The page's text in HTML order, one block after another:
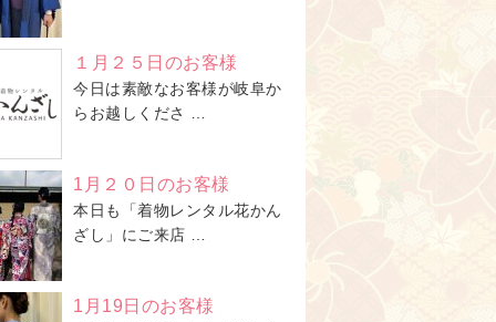
１月２５日のお客様
今日は素敵なお客様が岐阜か
らお越しくださ …
1月２０日のお客様
本日も「着物レンタル花かん
ざし」にご来店 …
1月19日のお客様